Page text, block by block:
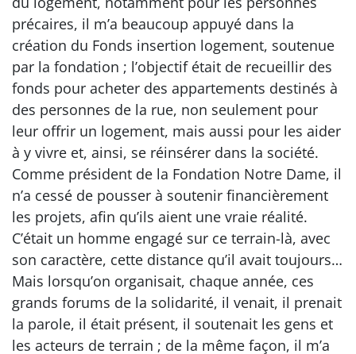
précaires, il m’a beaucoup appuyé dans la
création du Fonds insertion logement, soutenue
par la fondation ; l’objectif était de recueillir des
fonds pour acheter des appartements destinés à
des personnes de la rue, non seulement pour
leur offrir un logement, mais aussi pour les aider
à y vivre et, ainsi, se réinsérer dans la société.
Comme président de la Fondation Notre Dame, il
n’a cessé de pousser à soutenir financièrement
les projets, afin qu’ils aient une vraie réalité.
C’était un homme engagé sur ce terrain-là, avec
son caractère, cette distance qu’il avait toujours…
Mais lorsqu’on organisait, chaque année, ces
grands forums de la solidarité, il venait, il prenait
la parole, il était présent, il soutenait les gens et
les acteurs de terrain ; de la même façon, il m’a